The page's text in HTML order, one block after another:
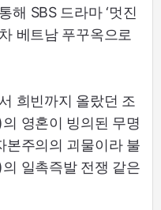
해 SBS 드라마 ‘멋진
베트남 푸꾸옥으로
희빈까지 올랐던 조
영혼이 빙의된 무명
본주의의 괴물이라 불
일촉즉발 전쟁 같은